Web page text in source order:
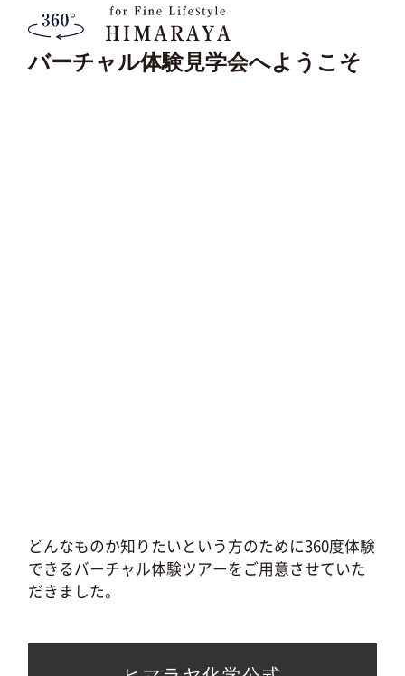
バーチャル体験見学会へようこそ
どんなものか知りたいという方のために360度体験
できるバーチャル体験ツアーをご用意させていた
だきました。